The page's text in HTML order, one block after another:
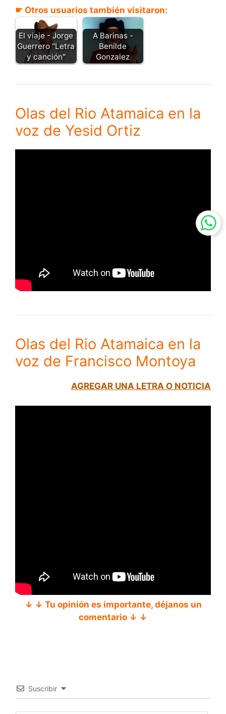
☛ Otros usuarios también visitaron:
El viaje - Jorge
Guerrero "Letra
y canción"
A Barinas -
Benilde
Gonzalez
Olas del Rio Atamaica en la
voz de Yesid Ortiz
Olas del Rio Atamaica en la
voz de Francisco Montoya
AGREGAR UNA LETRA O NOTICIA
↓ ↓ Tu opinión es importante, déjanos un
comentario ↓ ↓
Suscribir